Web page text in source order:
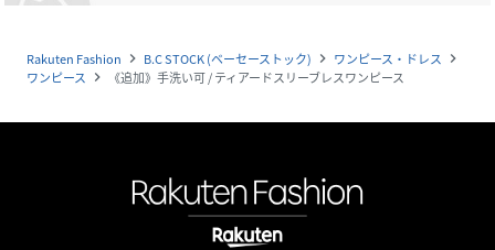
Rakuten Fashion navigate_next B.C STOCK (ベーセーストック) navigate_next ワンピース・ドレス navigate_next
ワンピース navigate_next 《追加》手洗い可 / ティアードスリーブレスワンピース